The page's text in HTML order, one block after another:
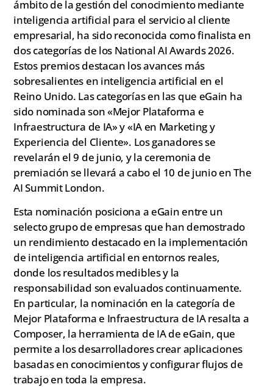
ámbito de la gestión del conocimiento mediante
inteligencia artificial para el servicio al cliente
empresarial, ha sido reconocida como finalista en
dos categorías de los National AI Awards 2026.
Estos premios destacan los avances más
sobresalientes en inteligencia artificial en el
Reino Unido. Las categorías en las que eGain ha
sido nominada son «Mejor Plataforma e
Infraestructura de IA» y «IA en Marketing y
Experiencia del Cliente». Los ganadores se
revelarán el 9 de junio, y la ceremonia de
premiación se llevará a cabo el 10 de junio en The
AI Summit London.
Esta nominación posiciona a eGain entre un
selecto grupo de empresas que han demostrado
un rendimiento destacado en la implementación
de inteligencia artificial en entornos reales,
donde los resultados medibles y la
responsabilidad son evaluados continuamente.
En particular, la nominación en la categoría de
Mejor Plataforma e Infraestructura de IA resalta a
Composer, la herramienta de IA de eGain, que
permite a los desarrolladores crear aplicaciones
basadas en conocimientos y configurar flujos de
trabajo en toda la empresa.